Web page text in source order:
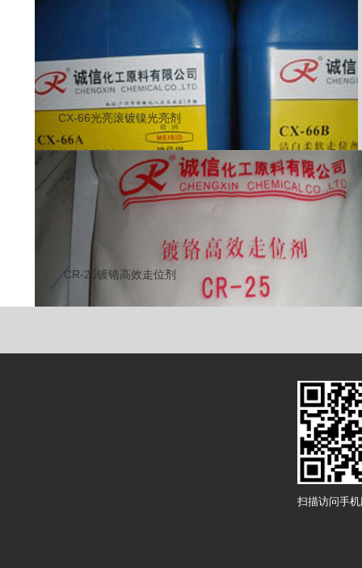
CX-66光亮滚镀镍光亮剂
CR-25镀铬高效走位剂
扫描访问手